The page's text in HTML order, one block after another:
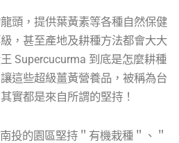
頭，提供葉黃素等各種自然保健
，甚至產地及耕種方法都會大大
Supercucurma 到底是怎麼耕種
這些超級薑黃營養品，被稱為台
實都是來自所謂的堅持！
投的園區堅持＂有機栽種＂、＂